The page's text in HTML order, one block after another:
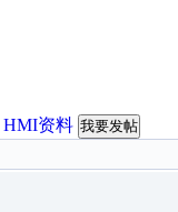
HMI资料 我要发帖